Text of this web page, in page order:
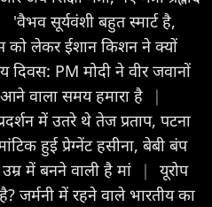
'वैभव सूर्यवंशी बहुत स्मार्ट है,
को लेकर ईशान किशन ने क्यों
दिवस: PM मोदी ने वीर जवानों
वाला समय हमारा है
|
में उतरे थे तेज प्रताप, पटना
हुई प्रेग्नेंट हसीना, बेबी बंप
में बनने वाली है मां
|
यूरोप
जर्मनी में रहने वाले भारतीय का